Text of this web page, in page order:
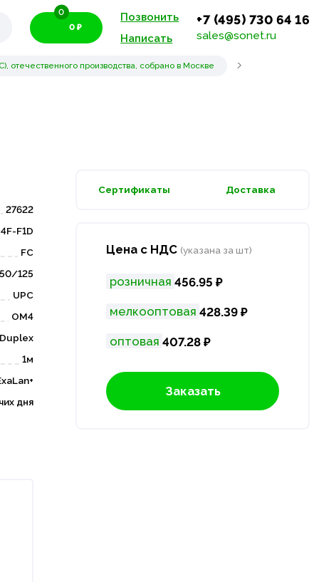
0 ₽
0
Позвонить
Написать
+7 (495) 730 64 16
sales@sonet.ru
отечественного производства, собрано в Москве
27622
F1D
FC
50/125
UPC
OM4
Duplex
1м
дня
Сертификаты Доставка
Цена с НДС (указана за шт)
розничная 456.95 ₽
мелкооптовая 428.39 ₽
оптовая 407.28 ₽
Заказать